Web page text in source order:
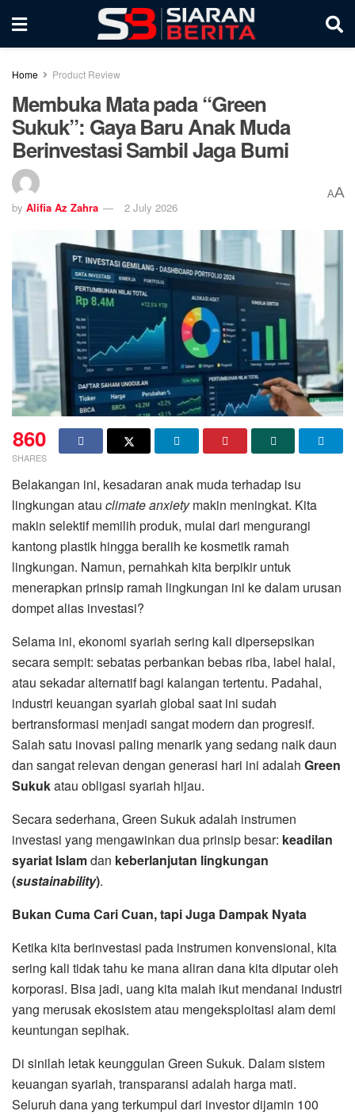
Home Product Review
Membuka Mata pada “Green
Sukuk”: Gaya Baru Anak Muda
Berinvestasi Sambil Jaga Bumi
by Alifia Az Zahra 2 July 2026
AA
860
SHARES
Belakangan ini, kesadaran anak muda terhadap isu
lingkungan atau climate anxietymakin meningkat. Kita
makin selektif memilih produk, mulai dari mengurangi
kantong plastik hingga beralih ke kosmetik ramah
lingkungan. Namun, pernahkah kita berpikir untuk
menerapkan prinsip ramah lingkungan ini ke dalam urusan
dompet alias investasi?
Selama ini, ekonomi syariah sering kali dipersepsikan
secara sempit: sebatas perbankan bebas riba, label halal,
atau sekadar alternatif bagi kalangan tertentu. Padahal,
industri keuangan syariah global saat ini sudah
bertransformasi menjadi sangat modern dan progresif.
Salah satu inovasi paling menarik yang sedang naik daun
dan sangat relevan dengan generasi hari ini adalah Green
Sukukatau obligasi syariah hijau.
Secara sederhana, Green Sukuk adalah instrumen
investasi yang mengawinkan dua prinsip besar: keadilan
syariat Islamdan keberlanjutan lingkungan
(sustainability).
Bukan Cuma Cari Cuan, tapi Juga Dampak Nyata
Ketika kita berinvestasi pada instrumen konvensional, kita
sering kali tidak tahu ke mana aliran dana kita diputar oleh
korporasi. Bisa jadi, uang kita malah ikut mendanai industri
yang merusak ekosistem atau mengeksploitasi alam demi
keuntungan sepihak.
Di sinilah letak keunggulan Green Sukuk. Dalam sistem
keuangan syariah, transparansi adalah harga mati.
Seluruh dana yang terkumpul dari investor dijamin 100